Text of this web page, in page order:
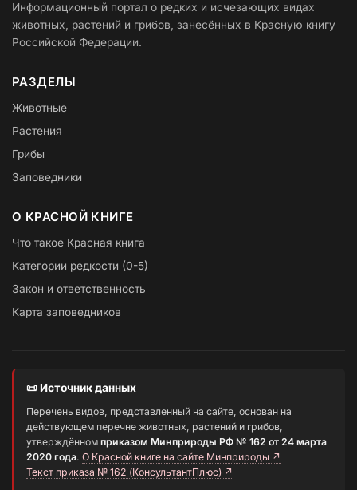
Информационный портал о редких и исчезающих видах
животных, растений и грибов, занесённых в Красную книгу
Российской Федерации.
РАЗДЕЛЫ
Животные
Растения
Грибы
Заповедники
О КРАСНОЙ КНИГЕ
Что такое Красная книга
Категории редкости (0-5)
Закон и ответственность
Карта заповедников
📜 Источник данных
Перечень видов, представленный на сайте, основан на
действующем перечне животных, растений и грибов,
утверждённом приказом Минприроды РФ № 162 от 24 марта
2020 года. О Красной книге на сайте Минприроды ↗
Текст приказа № 162 (КонсультантПлюс) ↗